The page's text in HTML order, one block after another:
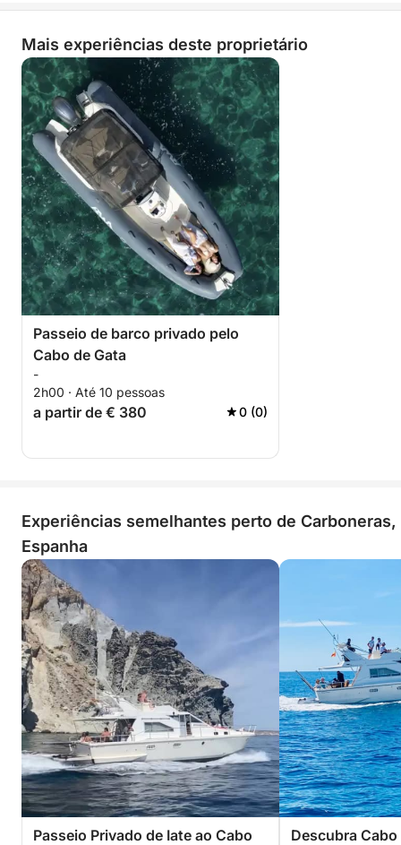
Mais experiências deste proprietário
Passeio de barco privado pelo
Cabo de Gata
-
2h00 · Até 10 pessoas
a partir de € 380 0 (0)
Experiências semelhantes perto de Carboneras,
Espanha
Passeio Privado de Iate ao Cabo
Descubra